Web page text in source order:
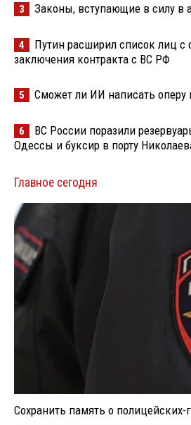
3 Законы, вступающие в силу в
4
Путин расширил список лиц
заключения контракта с ВС РФ
5 Сможет ли ИИ написать оперу
6
ВС России поразили
Одессы и буксир в порту
Главное сегодня
Сохранить память о полицейских-